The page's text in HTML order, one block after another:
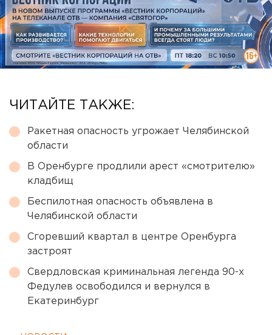
ЧИТАЙТЕ ТАКЖЕ:
Ракетная опасность угрожает Челябинской
области
В Оренбурге продлили арест «смотрителю»
кладбищ
Беспилотная опасность объявлена в
Челябинской области
Сгоревший квартал в центре Оренбурга
застроят
Свердловская криминальная легенда 90-х
Федулев освободился и вернулся в
Екатеринбург